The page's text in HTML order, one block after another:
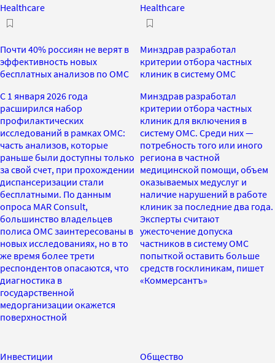
Healthcare
Почти 40% россиян не верят в
эффективность новых
бесплатных анализов по ОМС
С 1 января 2026 года
расширился набор
профилактических
исследований в рамках ОМС:
часть анализов, которые
раньше были доступны только
за свой счет, при прохождении
диспансеризации стали
бесплатными. По данным
опроса MAR Consult,
большинство владельцев
полиса ОМС заинтересованы в
новых исследованиях, но в то
же время более трети
респондентов опасаются, что
диагностика в
государственной
медорганизации окажется
поверхностной
Healthcare
Минздрав разработал
критерии отбора частных
клиник в систему ОМС
Минздрав разработал
критерии отбора частных
клиник для включения в
систему ОМС. Среди них —
потребность того или иного
региона в частной
медицинской помощи, объем
оказываемых медуслуг и
наличие нарушений в работе
клиник за последние два года.
Эксперты считают
ужесточение допуска
частников в систему ОМС
попыткой оставить больше
средств госклиникам, пишет
«Коммерсантъ»
Инвестиции Общество